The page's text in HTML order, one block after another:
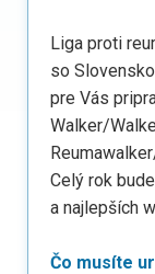
Liga proti
so
pre Vás
Walker/
Celý rok
a najlepších
Čo musíte